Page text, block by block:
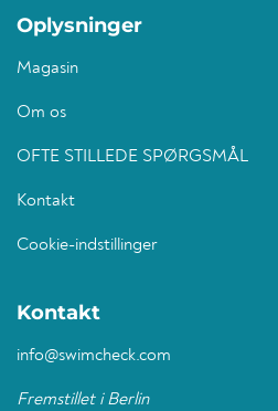
Oplysninger
Magasin
Om os
OFTE STILLEDE SPØRGSMÅL
Kontakt
Cookie-indstillinger
Kontakt
info@swimcheck.com
Fremstillet i Berlin